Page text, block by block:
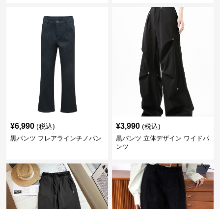
¥6,990 (税込)
黒パンツ フレアラインチノパン
¥3,990 (税込)
黒パンツ 立体デザイン ワイドパ
ンツ